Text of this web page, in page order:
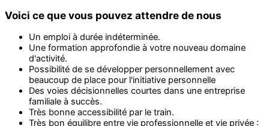
Voici ce que vous pouvez attendre de nous
Un emploi à durée indéterminée.
Une formation approfondie à votre nouveau domaine
d'activité.
Possibilité de se développer personnellement avec
beaucoup de place pour l'initiative personnelle
Des voies décisionnelles courtes dans une entreprise
familiale à succès.
Très bonne accessibilité par le train.
Très bon équilibre entre vie professionnelle et vie privée :